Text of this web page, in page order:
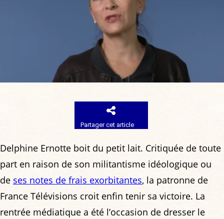
Partager cet article
Delphine Ernotte boit du petit lait. Critiquée de toute
part en raison de son militantisme idéologique ou
de ses notes de frais exorbitantes, la patronne de
France Télévisions croit enfin tenir sa victoire. La
rentrée médiatique a été l’occasion de dresser le